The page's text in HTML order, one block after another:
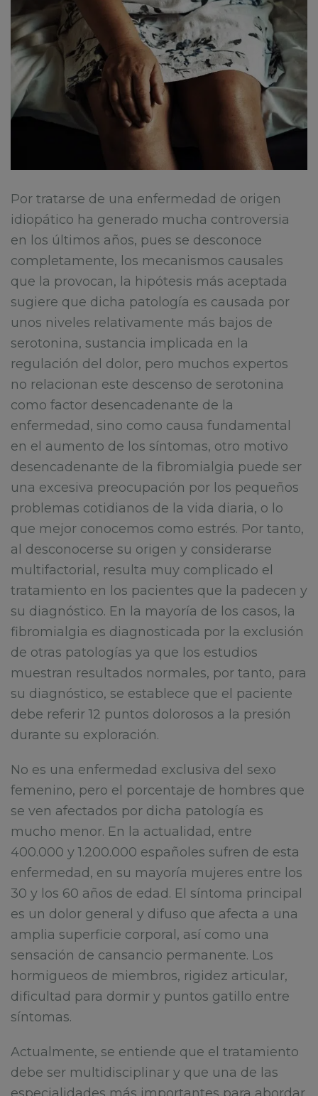
Por tratarse de una enfermedad de origen
idiopático ha generado mucha controversia
en los últimos años, pues se desconoce
completamente, los mecanismos causales
que la provocan, la hipótesis más aceptada
sugiere que dicha patología es causada por
unos niveles relativamente más bajos de
serotonina, sustancia implicada en la
regulación del dolor, pero muchos expertos
no relacionan este descenso de serotonina
como factor desencadenante de la
enfermedad, sino como causa fundamental
en el aumento de los síntomas, otro motivo
desencadenante de la fibromialgia puede ser
una excesiva preocupación por los pequeños
problemas cotidianos de la vida diaria, o lo
que mejor conocemos como estrés. Por tanto,
al desconocerse su origen y considerarse
multifactorial, resulta muy complicado el
tratamiento en los pacientes que la padecen y
su diagnóstico. En la mayoría de los casos, la
fibromialgia es diagnosticada por la exclusión
de otras patologías ya que los estudios
muestran resultados normales, por tanto, para
su diagnóstico, se establece que el paciente
debe referir 12 puntos dolorosos a la presión
durante su exploración.
No es una enfermedad exclusiva del sexo
femenino, pero el porcentaje de hombres que
se ven afectados por dicha patología es
mucho menor. En la actualidad, entre
400.000 y 1.200.000 españoles sufren de esta
enfermedad, en su mayoría mujeres entre los
30 y los 60 años de edad. El síntoma principal
es un dolor general y difuso que afecta a una
amplia superficie corporal, así como una
sensación de cansancio permanente. Los
hormigueos de miembros, rigidez articular,
dificultad para dormir y puntos gatillo entre
síntomas.
Actualmente, se entiende que el tratamiento
debe ser multidisciplinar y que una de las